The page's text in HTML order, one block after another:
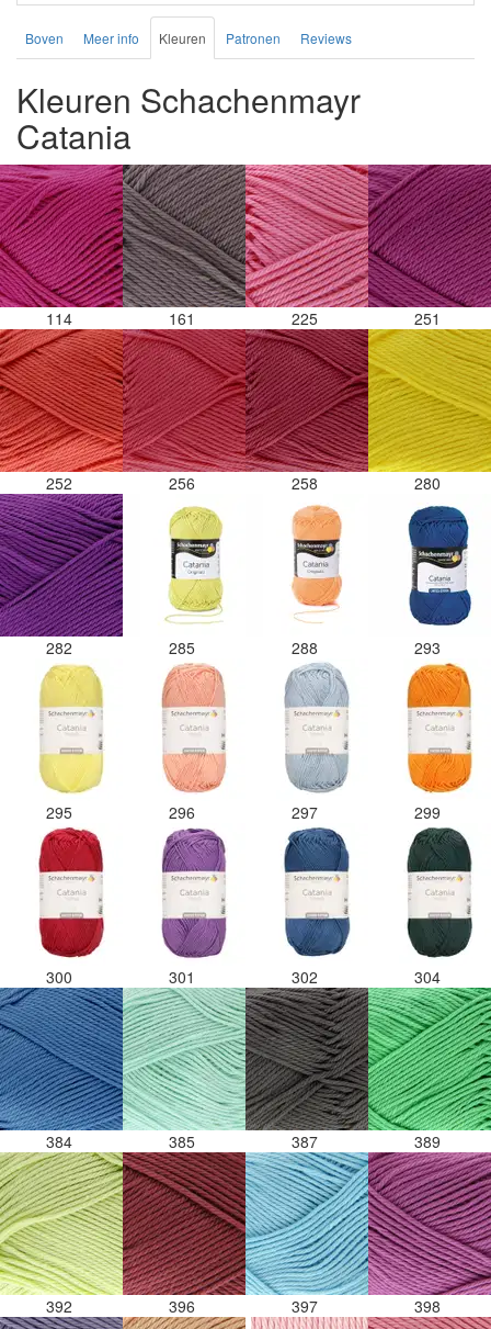
Boven Meer info Kleuren Patronen Reviews
Kleuren Schachenmayr
Catania
114 161 225 251
252 256 258 280
282 285 288 293
295 296 297 299
300 301 302 304
384 385 387 389
392 396 397 398